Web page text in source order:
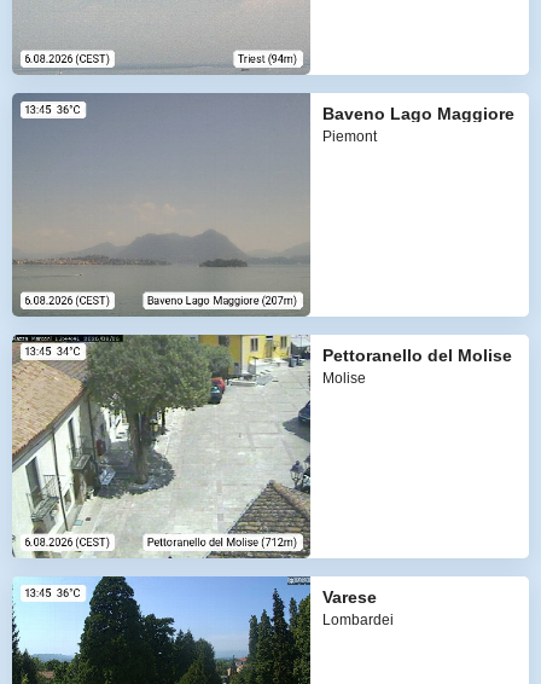
Baveno Lago Maggiore
Piemont
Pettoranello del Molise
Molise
Varese
Lombardei